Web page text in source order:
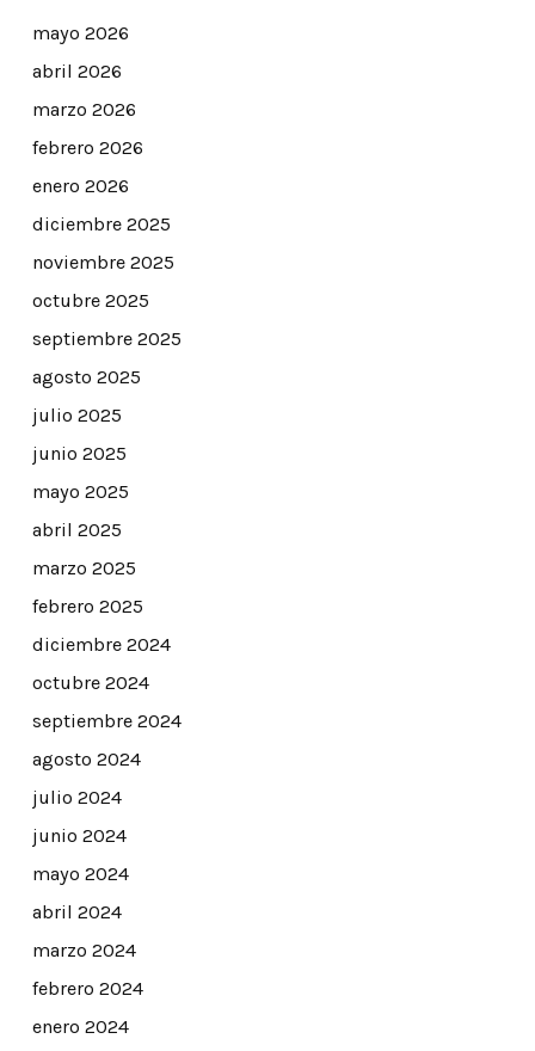
mayo 2026
abril 2026
marzo 2026
febrero 2026
enero 2026
diciembre 2025
noviembre 2025
octubre 2025
septiembre 2025
agosto 2025
julio 2025
junio 2025
mayo 2025
abril 2025
marzo 2025
febrero 2025
diciembre 2024
octubre 2024
septiembre 2024
agosto 2024
julio 2024
junio 2024
mayo 2024
abril 2024
marzo 2024
febrero 2024
enero 2024